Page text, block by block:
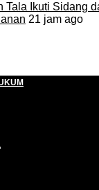
Tala Ikuti Sidang
21 jam ago